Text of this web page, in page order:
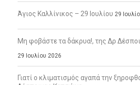
Άγιος Καλλίνικος – 29 Ιουλίου 29
Μη φοβάστε τα δάκρυα!, της Δρ
29 Ιουλίου 2026
Γιατί ο κλιματισμός αγαπά την